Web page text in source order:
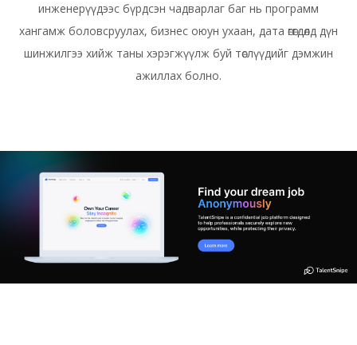
инженерүүдээс бүрдсэн чадварлаг баг нь программ
хангамж боловсруулах, бизнес оюун ухаан, дата өгөгдөлд дүн
шинжилгээ хийж таны хэрэгжүүлж буй төслүүдийг дэмжин
ажиллах болно.